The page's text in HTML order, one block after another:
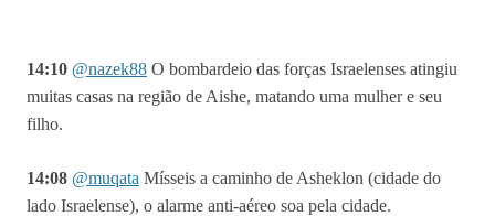
14:10 @nazek88 O bombardeio das forças Israelenses atingiu
muitas casas na região de Aishe, matando uma mulher e seu
filho.
14:08 @muqata Mísseis a caminho de Asheklon (cidade do
lado Israelense), o alarme anti-aéreo soa pela cidade.